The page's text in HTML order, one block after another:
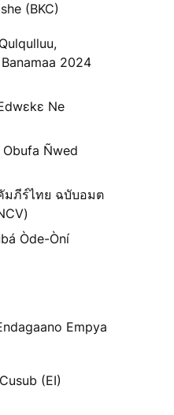
(BKC)
2024
Ne
Ñwed
มภีร์ไทย ฉบับอมต
Òde-Òní
Empya
(EI)